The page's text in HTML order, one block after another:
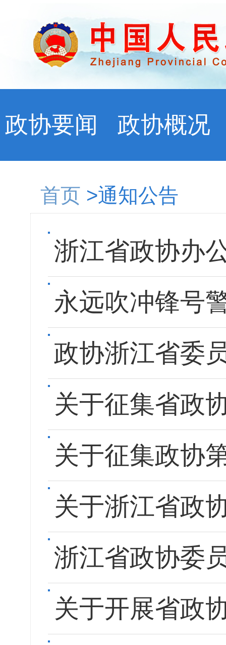
政协要闻 政协概况
首页 >通知公告
浙江省政协办
永远吹冲锋号
政协浙江省委
关于征集省政
关于征集政协
关于浙江省政
浙江省政协委
关于开展省政